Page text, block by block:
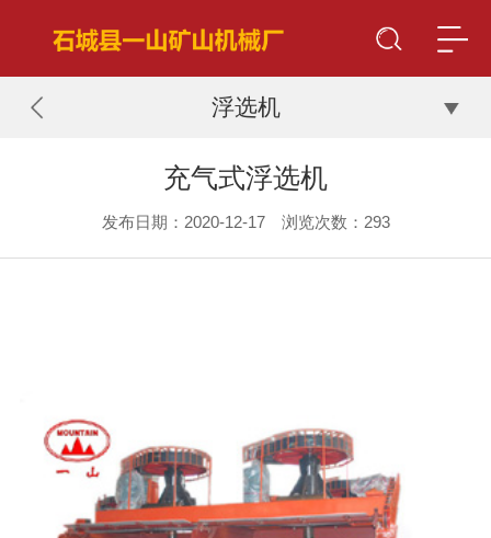
浮选机
充气式浮选机
发布日期：2020-12-17 浏览次数： 293